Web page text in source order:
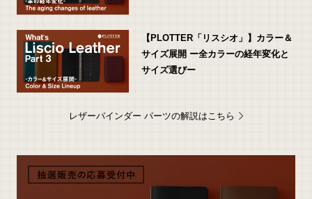
【PLOTTER「リスシオ」】カラー＆
サイズ展開 ー全カラーの経年変化と
サイズ選びー
レザーバインダー パーツの解説はこちら